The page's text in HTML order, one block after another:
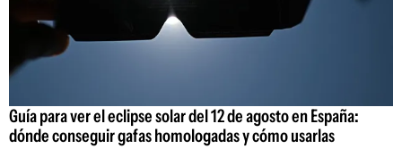
Guía para ver el eclipse solar del 12 de agosto en España:
dónde conseguir gafas homologadas y cómo usarlas